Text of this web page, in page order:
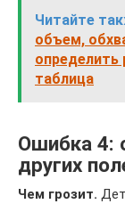
Читайте
объем,
таблица
Ошибка 4:
других
Чем грозит.